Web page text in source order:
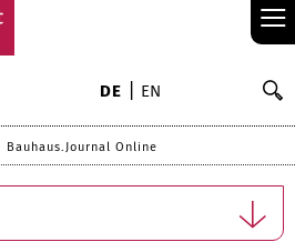
≡
DE EN
Bauhaus.Journal Online